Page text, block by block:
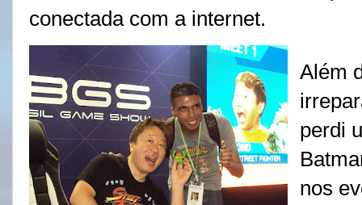
conectada com a internet.
Além
perdi
nos